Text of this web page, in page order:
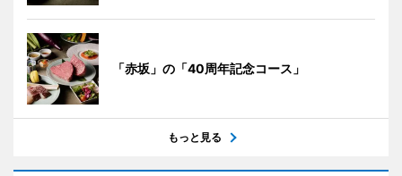
「赤坂」の「40周年記念コース」
もっと見る